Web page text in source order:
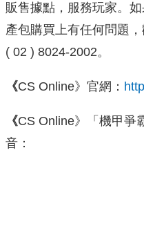
販售據點，服務玩家。
產包購買上有任何問題
( 02 ) 8024-2002。
《CS Online》官網：
《CS Online》「機甲爭
音：